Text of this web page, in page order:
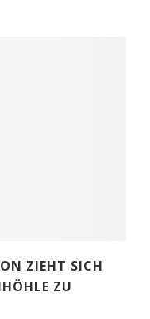
ZIEHT SICH
ZU